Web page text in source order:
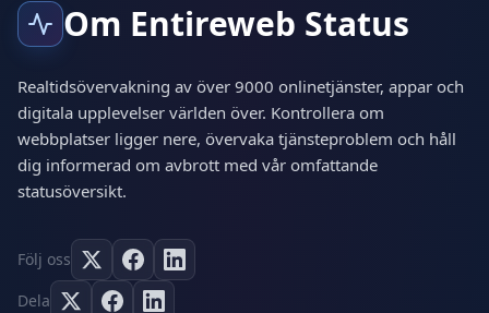
Om Entireweb Status
Realtidsövervakning av över 9000 onlinetjänster, appar och
digitala upplevelser världen över. Kontrollera om
webbplatser ligger nere, övervaka tjänsteproblem och håll
dig informerad om avbrott med vår omfattande
statusöversikt.
Följ oss
Dela